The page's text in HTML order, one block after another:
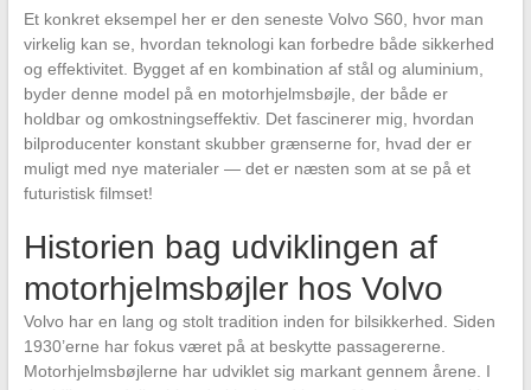
Et konkret eksempel her er den seneste Volvo S60, hvor man
virkelig kan se, hvordan teknologi kan forbedre både sikkerhed
og effektivitet. Bygget af en kombination af stål og aluminium,
byder denne model på en motorhjelmsbøjle, der både er
holdbar og omkostningseffektiv. Det fascinerer mig, hvordan
bilproducenter konstant skubber grænserne for, hvad der er
muligt med nye materialer — det er næsten som at se på et
futuristisk filmset!
Historien bag udviklingen af
motorhjelmsbøjler hos Volvo
Volvo har en lang og stolt tradition inden for bilsikkerhed. Siden
1930’erne har fokus været på at beskytte passagererne.
Motorhjelmsbøjlerne har udviklet sig markant gennem årene. I